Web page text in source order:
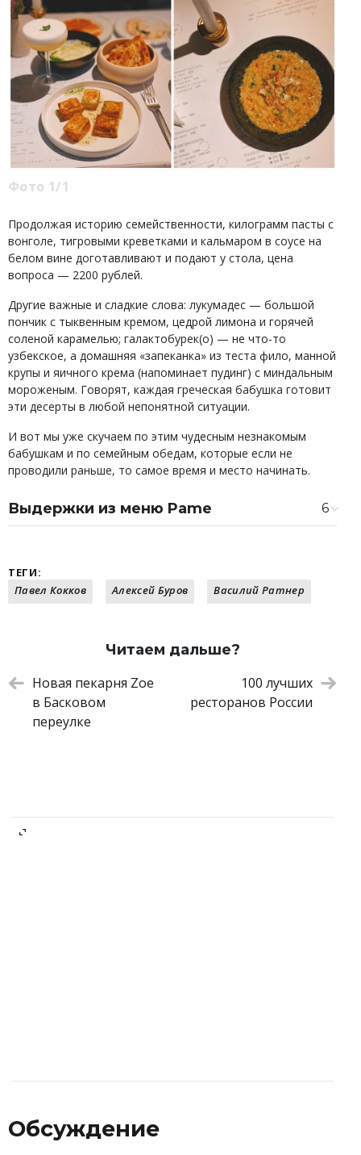
Фото 1/1
Продолжая историю семейственности, килограмм пасты с
вонголе, тигровыми креветками и кальмаром в соусе на
белом вине доготавливают и подают у стола, цена
вопроса — 2200 рублей.
Другие важные и сладкие слова: лукумадес — большой
пончик с тыквенным кремом, цедрой лимона и горячей
соленой карамелью; галактобурек(о) — не что-то
узбекское, а домашняя «запеканка» из теста фило, манной
крупы и яичного крема (напоминает пудинг) с миндальным
мороженым. Говорят, каждая греческая бабушка готовит
эти десерты в любой непонятной ситуации.
И вот мы уже скучаем по этим чудесным незнакомым
бабушкам и по семейным обедам, которые если не
проводили раньше, то самое время и место начинать.
Выдержки из меню Pame
6
«Хориатики», большой греческий салат с
настоящей фетой PDO
ТЕГИ:
Павел Кокков
Алексей Буров Василий Ратнер
Читаем дальше?
Новая пекарня Zoe
в Басковом
переулке
100 лучших
ресторанов России
Обсуждение